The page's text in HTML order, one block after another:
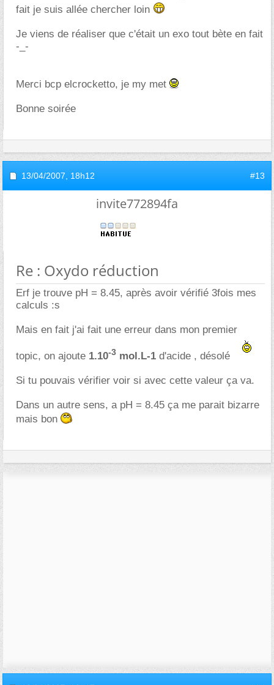
fait je suis allée chercher loin
Je viens de réaliser que c'était un exo tout bète en fait
-_-
Merci bcp elcrocketto, je my met
Bonne soirée
13/04/2007, 18h12 #13
invite772894fa
Re : Oxydo réduction
Erf je trouve pH = 8.45, après avoir vérifié 3fois mes
calculs :s
Mais en fait j'ai fait une erreur dans mon premier
topic, on ajoute 1.10-3 mol.L-1 d'acide , désolé
Si tu pouvais vérifier voir si avec cette valeur ça va.
Dans un autre sens, a pH = 8.45 ça me parait bizarre
mais bon